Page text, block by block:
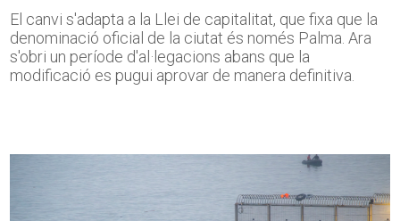
El canvi s'adapta a la Llei de capitalitat, que fixa que la
denominació oficial de la ciutat és només Palma. Ara
s'obri un període d'al·legacions abans que la
modificació es pugui aprovar de manera definitiva.